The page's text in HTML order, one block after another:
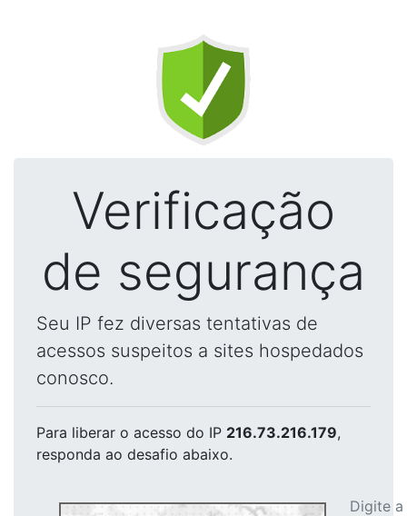
Verificação
de segurança
Seu IP fez diversas tentativas de
acessos suspeitos a sites hospedados
conosco.
Para liberar o acesso do IP 216.73.216.179,
responda ao desafio abaixo.
Digite